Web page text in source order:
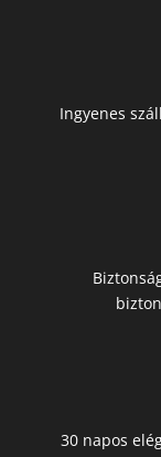
Ingyenes
30 napos